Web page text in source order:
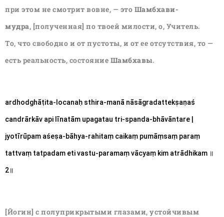
при этом не смотрит вовне, — это Шамбхави-
мудра, [полученная] по твоей милости, о, Учитель.
То, что свободно и от пустоты, и от ее отсутствия, то —
есть реальность, состояние Шамбхавы.
ardhodghāṭita-locanaḥ sthira-manā nāsāgradattekṣaṇaś
candrārkāv api līnatām upagatau tri-spanda-bhāvāntare |
jyotīrūpam aśeṣa-bāhya-rahitaṃ caikaṃ pumāṃsaṃ paraṃ
tattvaṃ tatpadam eti vastu-paramaṃ vācyaṃ kim atrādhikam ॥
2॥
[Йогин] с полуприкрытыми глазами, устойчивым